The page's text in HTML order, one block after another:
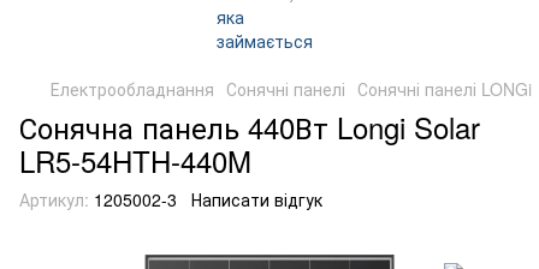
Електрообладнання Сонячні панелі Сонячні панелі LONGi
Сонячна панель 440Вт Longi Solar
LR5-54HTH-440M
Артикул: 1205002-3 Написати відгук